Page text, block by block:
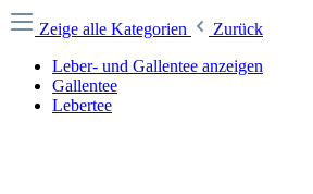
Zeige alle Kategorien
Zurück
Leber- und Gallentee anzeigen
Gallentee
Lebertee